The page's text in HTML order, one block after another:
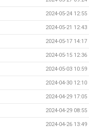
2024-05-24 12:55
2024-05-21 12:43
2024-05-17 14:17
2024-05-15 12:36
2024-05-03 10:59
2024-04-30 12:10
2024-04-29 17:05
2024-04-29 08:55
2024-04-26 13:49